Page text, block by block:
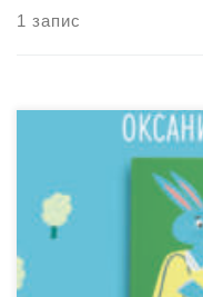
1 запис
До Днів Міста в
(вул. О. Кобилянської,
презентація нової
журналістки Оксани
його смілива мама», що
видавництві «Чорні